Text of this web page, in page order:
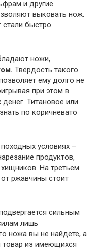
и другие.
выковать нож.
быстро
ножи,
Твёрдость такого
ему долго не
при этом в
Титановое или
по коричневато
условиях –
продуктов,
На третьем
ржавчины стоит
сильным
лишь
ножа вы не найдёте, а
из имеющихся